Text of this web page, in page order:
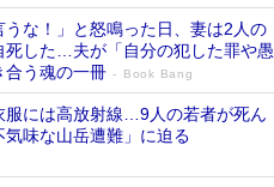
うな！」と怒鳴った日、妻は2人の
死した…夫が「自分の犯した罪や愚
合う魂の一冊
Book Bang
服には高放射線…9人の若者が死ん
気味な山岳遭難」に迫る